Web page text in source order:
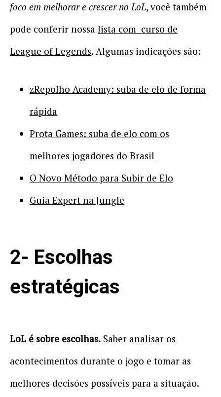
foco em melhorar e crescer no LoL, você também
pode conferir nossa lista com curso de
League of Legends. Algumas indicações são:
zRepolho Academy: suba de elo de forma
rápida
Prota Games: suba de elo com os
melhores jogadores do Brasil
O Novo Método para Subir de Elo
Guia Expert na Jungle
2- Escolhas
estratégicas
LoL é sobre escolhas. Saber analisar os
acontecimentos durante o jogo e tomar as
melhores decisões possíveis para a situação.